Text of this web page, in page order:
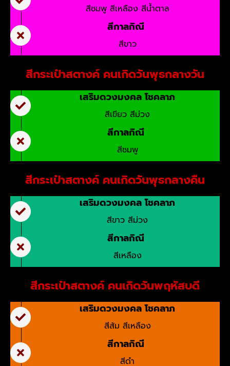
สีชมพู สีเหลือง สีน้ำตาล
สีกาลกิณี
สีขาว
สีกระเป๋าสตางค์ คนเกิดวันพุธกลางวัน
เสริมดวงมงคล โชคลาภ
สีเขียว สีม่วง
สีกาลกิณี
สีชมพู
สีกระเป๋าสตางค์ คนเกิดวันพุธกลางคืน
เสริมดวงมงคล โชคลาภ
สีขาว สีม่วง
สีกาลกิณี
สีเหลือง
สีกระเป๋าสตางค์ คนเกิดวันพฤหัสบดี
เสริมดวงมงคล โชคลาภ
สีส้ม สีเหลือง
สีกาลกิณี
สีดำ